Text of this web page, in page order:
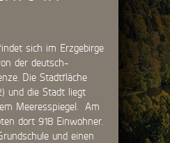
sich im Erzgebirge
der deutsch-
Die Stadtfläche
) und die Stadt liegt
Meeresspiegel. Am
dort 918 Einwohner.
und einen